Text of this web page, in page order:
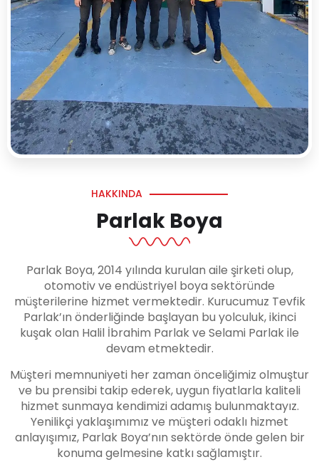
HAKKINDA
Parlak Boya
Parlak Boya, 2014 yılında kurulan aile şirketi olup,
otomotiv ve endüstriyel boya sektöründe
müşterilerine hizmet vermektedir. Kurucumuz Tevfik
Parlak’ın önderliğinde başlayan bu yolculuk, ikinci
kuşak olan Halil İbrahim Parlak ve Selami Parlak ile
devam etmektedir.
Müşteri memnuniyeti her zaman önceliğimiz olmuştur
ve bu prensibi takip ederek, uygun fiyatlarla kaliteli
hizmet sunmaya kendimizi adamış bulunmaktayız.
Yenilikçi yaklaşımımız ve müşteri odaklı hizmet
anlayışımız, Parlak Boya’nın sektörde önde gelen bir
konuma gelmesine katkı sağlamıştır.